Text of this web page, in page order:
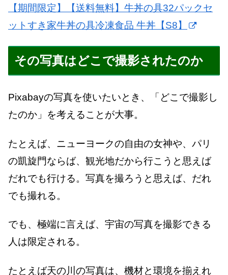
【期間限定】【送料無料】牛丼の具32パックセ
ットすき家牛丼の具冷凍食品 牛丼【S8】
その写真はどこで撮影されたのか
Pixabayの写真を使いたいとき、「どこで撮影し
たのか」を考えることが大事。
たとえば、ニューヨークの自由の女神や、パリ
の凱旋門ならば、観光地だから行こうと思えば
だれでも行ける。写真を撮ろうと思えば、だれ
でも撮れる。
でも、極端に言えば、宇宙の写真を撮影できる
人は限定される。
たとえば天の川の写真は、機材と環境を揃えれ